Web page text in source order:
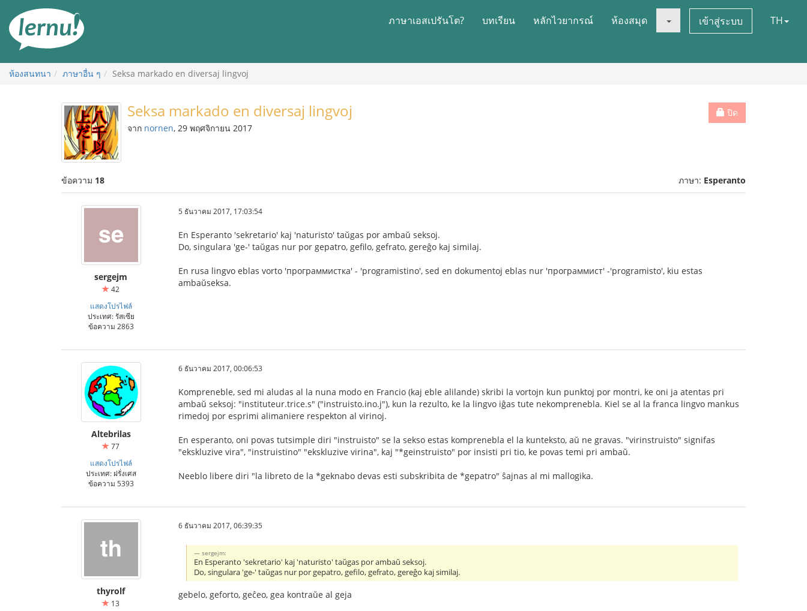
สารบัญ
ภาษาเอสเปรันโต? บทเรียน หลักไวยากรณ์ ห้องสมุด เข้าสู่ระบบ TH
ห้องสนทนา ภาษาอื่น ๆ Seksa markado en diversaj lingvoj
ปิด
Seksa markado en diversaj lingvoj
จาก nornen, 29 พฤศจิกายน 2017
ข้อความ 18 ภาษา: Esperanto
sergejm
42
แสดงโปรไฟล์
ประเทศ: รัสเซีย
ข้อความ 2863
5 ธันวาคม 2017, 17:03:54
En Esperanto 'sekretario' kaj 'naturisto' taŭgas por ambaŭ seksoj.
Do, singulara 'ge-' taŭgas nur por gepatro, gefilo, gefrato, gereĝo kaj similaj.
En rusa lingvo eblas vorto 'программистка' - 'programistino', sed en dokumentoj eblas nur 'программист' -'programisto', kiu estas
ambaŭseksa.
Altebrilas
77
แสดงโปรไฟล์
ประเทศ: ฝรั่งเศส
ข้อความ 5393
6 ธันวาคม 2017, 00:06:53
Kompreneble, sed mi aludas al la nuna modo en Francio (kaj eble alilande) skribi la vortojn kun punktoj por montri, ke oni ja atentas pri
ambaŭ seksoj: "instituteur.trice.s" ("instruisto.ino.j"), kun la rezulto, ke la lingvo iĝas tute nekomprenebla. Kiel se al la franca lingvo mankus
rimedoj por esprimi alimaniere respekton al virinoj.
En esperanto, oni povas tutsimple diri "instruisto" se la sekso estas komprenebla el la kunteksto, aŭ ne gravas. "virinstruisto" signifas
"ekskluzive vira", "instruistino" "ekskluzive virina", kaj "*geinstruisto" por insisti pri tio, ke povas temi pri ambaŭ.
Neeblo libere diri "la libreto de la *geknabo devas esti subskribita de *gepatro" ŝajnas al mi mallogika.
thyrolf
13
6 ธันวาคม 2017, 06:39:35
sergejm:
En Esperanto 'sekretario' kaj 'naturisto' taŭgas por ambaŭ seksoj.
Do, singulara 'ge-' taŭgas nur por gepatro, gefilo, gefrato, gereĝo kaj similaj.
gebelo, geforto, geĉeo, gea kontraŭe al geja